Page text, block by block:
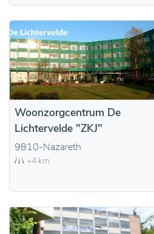
Woonzorgcentrum De
Lichtervelde "ZKJ"
9810-Nazareth
+4 km